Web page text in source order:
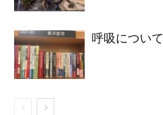
呼吸について